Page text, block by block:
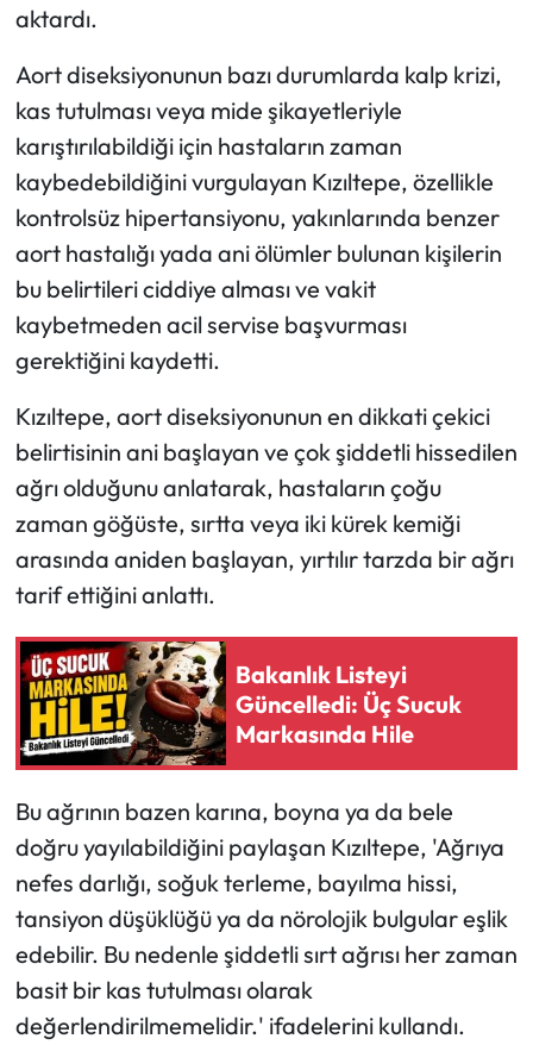
aktardı.
Aort diseksiyonunun bazı durumlarda kalp krizi,
kas tutulması veya mide şikayetleriyle
karıştırılabildiği için hastaların zaman
kaybedebildiğini vurgulayan Kızıltepe, özellikle
kontrolsüz hipertansiyonu, yakınlarında benzer
aort hastalığı yada ani ölümler bulunan kişilerin
bu belirtileri ciddiye alması ve vakit
kaybetmeden acil servise başvurması
gerektiğini kaydetti.
Kızıltepe, aort diseksiyonunun en dikkati çekici
belirtisinin ani başlayan ve çok şiddetli hissedilen
ağrı olduğunu anlatarak, hastaların çoğu
zaman göğüste, sırtta veya iki kürek kemiği
arasında aniden başlayan, yırtılır tarzda bir ağrı
tarif ettiğini anlattı.
Bakanlık Listeyi
Güncelledi: Üç Sucuk
Markasında Hile
Bu ağrının bazen karına, boyna ya da bele
doğru yayılabildiğini paylaşan Kızıltepe, 'Ağrıya
nefes darlığı, soğuk terleme, bayılma hissi,
tansiyon düşüklüğü ya da nörolojik bulgular eşlik
edebilir. Bu nedenle şiddetli sırt ağrısı her zaman
basit bir kas tutulması olarak
değerlendirilmemelidir.' ifadelerini kullandı.